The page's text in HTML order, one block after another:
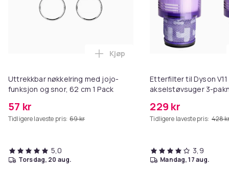
Uttrekkbar nøkkelring med jojo-
funksjon og snor, 62 cm 1 Pack
57 kr
Tidligere laveste pris: 69 kr
Legg Uttrekkbar nøkkelring
Kjøp
5,0
torsdag, 20 aug.
Etterfilter til Dyson V11
akselstøvsuger 3-
229 kr
Tidligere laveste pris: 428
3,9
mandag, 17 aug.